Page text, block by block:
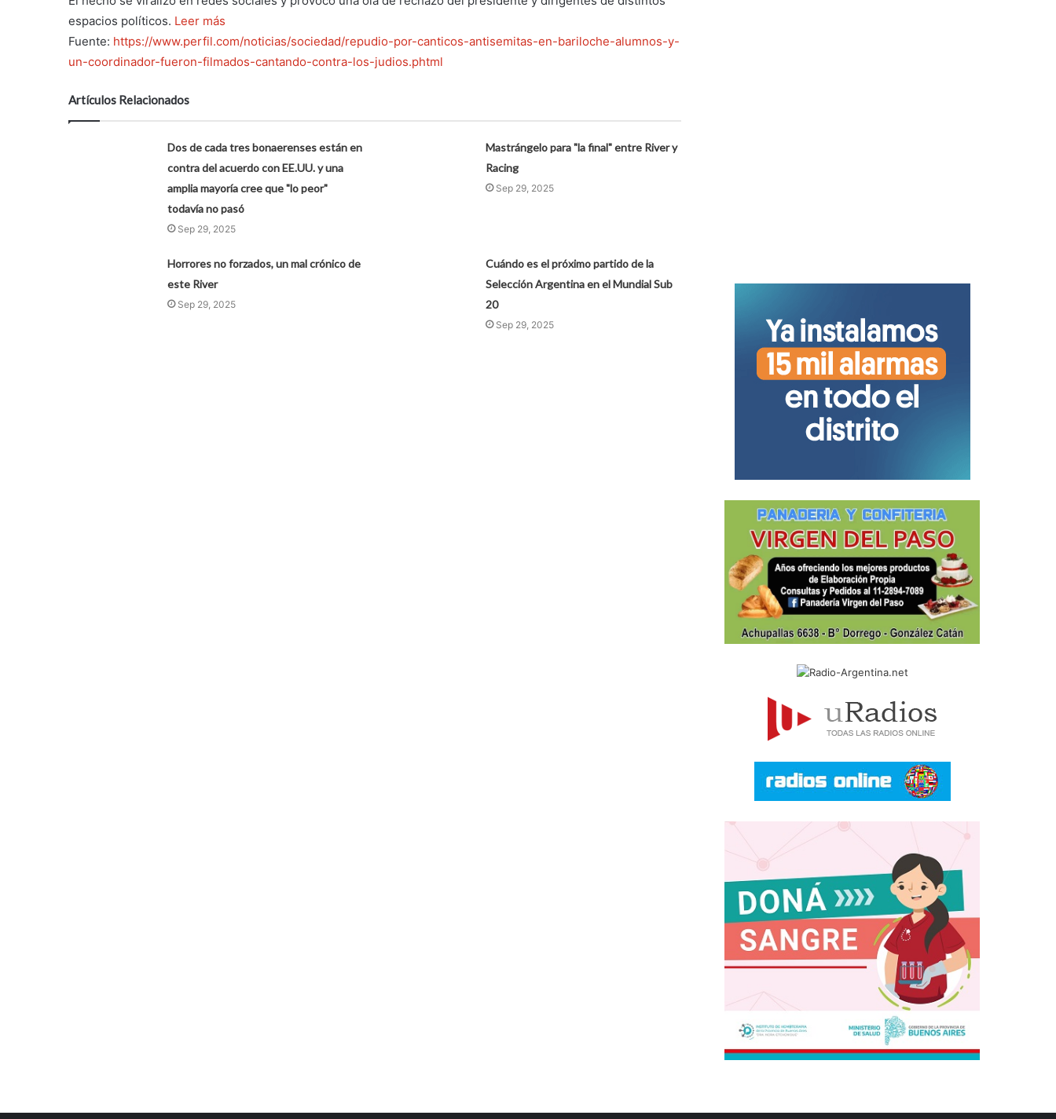
espacios políticos. Leer más
Fuente: https://www.perfil.com/noticias/sociedad/repudio-por-canticos-antisemitas-en-bariloche-alumnos-y-
un-coordinador-fueron-filmados-cantando-contra-los-judios.phtml
Artículos Relacionados
Dos de cada tres bonaerenses están en
contra del acuerdo con EE.UU. y una
amplia mayoría cree que "lo peor"
todavía no pasó
Sep 29, 2025
Mastrángelo para "la final" entre River y
Racing
Sep 29, 2025
Horrores no forzados, un mal crónico de
este River
Sep 29, 2025
Cuándo es el próximo partido de la
Selección Argentina en el Mundial Sub
20
Sep 29, 2025